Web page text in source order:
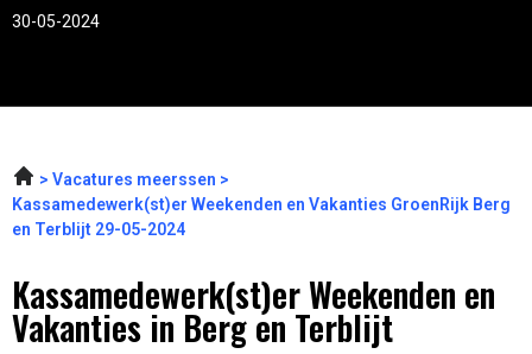
30-05-2024
Vacatures meerssen
Kassamedewerk(st)er Weekenden en Vakanties GroenRijk Berg
en Terblijt 29-05-2024
Kassamedewerk(st)er Weekenden en
Vakanties in Berg en Terblijt